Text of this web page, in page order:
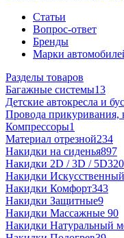
Статьи
Вопрос-ответ
Бренды
Марки
Разделы товаров
Багажные системы13
Детские автокресла и
Провода
Компрессоры1
Материал отрезной234
Накидки на сиденья897
Накидки 2D / 3D / 5D320
Накидки
Накидки Комфорт343
Накидки Защитные9
Накидки Массажные 90
Накидки Натуральный